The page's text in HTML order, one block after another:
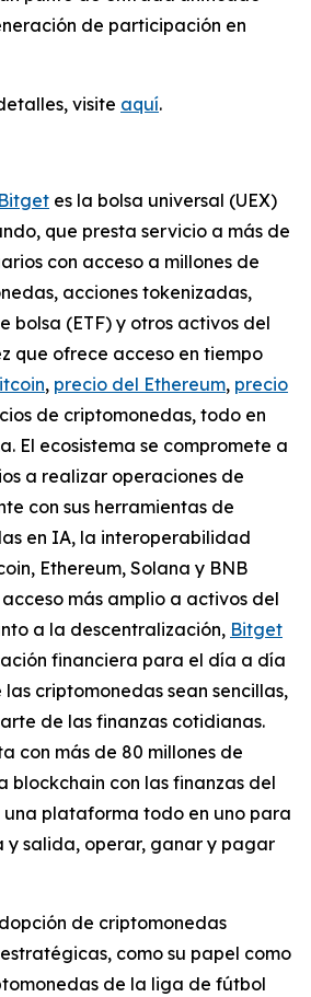
de participación en
visite aquí.
Bitget es la bolsa universal (UEX)
que presta servicio a más de
con acceso a millones de
acciones tokenizadas,
bolsa (ETF) y otros activos del
que ofrece acceso en tiempo
, precio del Ethereum, precio
de criptomonedas, todo en
El ecosistema se compromete a
a realizar operaciones de
con sus herramientas de
en IA, la interoperabilidad
Ethereum, Solana y BNB
más amplio a activos del
a la descentralización, Bitget
financiera para el día a día
criptomonedas sean sencillas,
de las finanzas cotidianas.
con más de 80 millones de
blockchain con las finanzas del
plataforma todo en uno para
y salida, operar, ganar y pagar
de criptomonedas
como su papel como
de la liga de fútbol